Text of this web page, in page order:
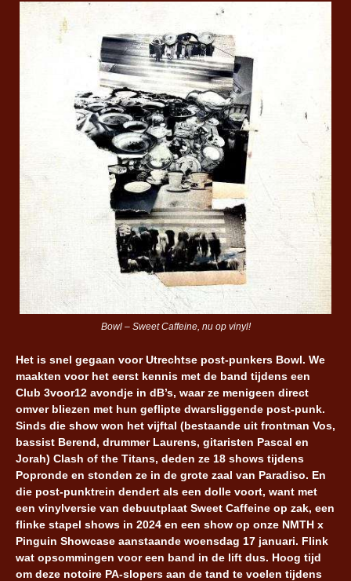
Bowl – Sweet Caffeine, nu op vinyl!
Het is snel gegaan voor Utrechtse post-punkers Bowl. We
maakten voor het eerst kennis met de band tijdens een
Club 3voor12 avondje in dB’s, waar ze menigeen direct
omver bliezen met hun geflipte dwarsliggende post-punk.
Sinds die show won het vijftal (bestaande uit frontman Vos,
bassist Berend, drummer Laurens, gitaristen Pascal en
Jorah) Clash of the Titans, deden ze 18 shows tijdens
Popronde en stonden ze in de grote zaal van Paradiso. En
die post-punktrein dendert als een dolle voort, want met
een vinylversie van debuutplaat Sweet Caffeine op zak, een
flinke stapel shows in 2024 en een show op onze NMTH x
Pinguin Showcase aanstaande woensdag 17 januari. Flink
wat opsommingen voor een band in de lift dus. Hoog tijd
om deze notoire PA-slopers aan de tand te voelen tijdens